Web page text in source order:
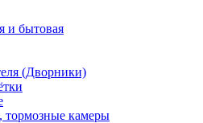
и бытовая
(Дворники)
тормозные камеры